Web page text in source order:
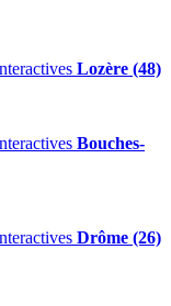
Lozère (48)
Bouches-
Drôme (26)